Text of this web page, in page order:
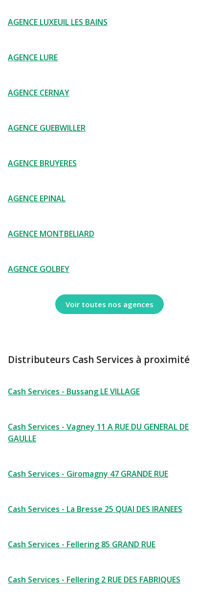
AGENCE LUXEUIL LES BAINS
AGENCE LURE
AGENCE CERNAY
AGENCE GUEBWILLER
AGENCE BRUYERES
AGENCE EPINAL
AGENCE MONTBELIARD
AGENCE GOLBEY
Voir toutes nos agences
Distributeurs Cash Services à proximité
Cash Services - Bussang LE VILLAGE
Cash Services - Vagney 11 A RUE DU GENERAL DE
GAULLE
Cash Services - Giromagny 47 GRANDE RUE
Cash Services - La Bresse 25 QUAI DES IRANEES
Cash Services - Fellering 85 GRAND RUE
Cash Services - Fellering 2 RUE DES FABRIQUES